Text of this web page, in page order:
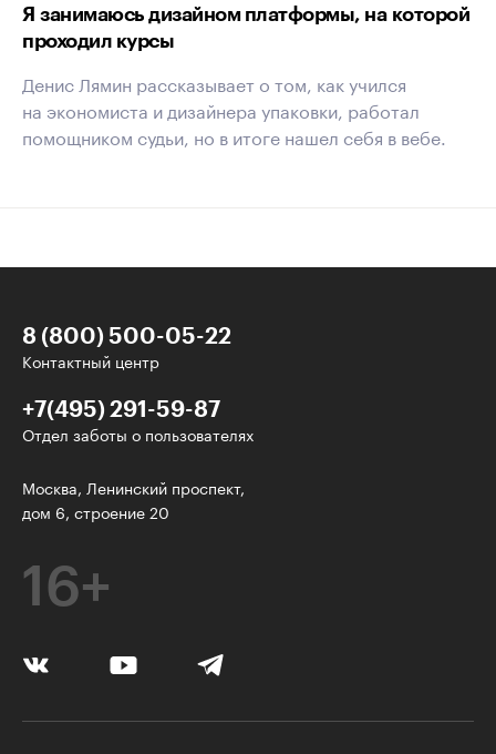
Я занимаюсь дизайном платформы, на которой
проходил курсы
Денис Лямин рассказывает о том, как учился
на экономиста и дизайнера упаковки, работал
помощником судьи, но в итоге нашел себя в вебе.
8 (800) 500-05-22
Контактный центр
+7(495) 291-59-87
Отдел заботы о пользователях
Москва, Ленинский проспект,
дом 6, строение 20
16+
У нас есть классные рассылки!
Электронная почта